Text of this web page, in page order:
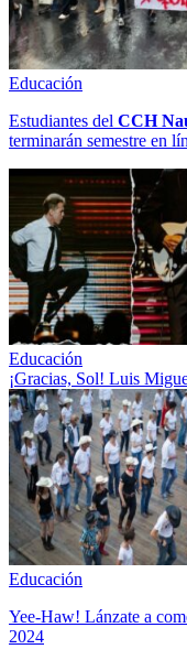
Educación
Estudiantes del CCH
terminarán semestre en
Educación
¡Gracias, Sol! Luis
Educación
Yee-Haw! Lánzate a
2024